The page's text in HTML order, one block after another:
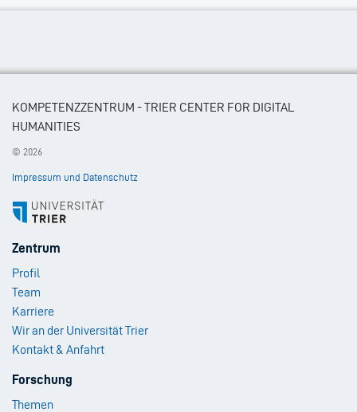
KOMPETENZZENTRUM - TRIER CENTER FOR DIGITAL
HUMANITIES
© 2026
Impressum und Datenschutz
Footer
1
Zentrum
Profil
Team
Karriere
Wir an der Universität Trier
Kontakt & Anfahrt
Footer
2
Forschung
Themen